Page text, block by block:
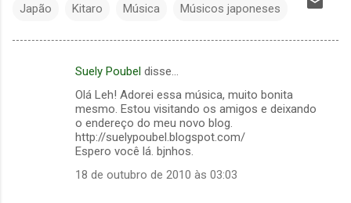
Japão Kitaro Música Músicos japoneses
Suely Poubel disse…
Olá Leh! Adorei essa música, muito bonita
mesmo. Estou visitando os amigos e deixando
o endereço do meu novo blog.
http://suelypoubel.blogspot.com/
Espero você lá. bjnhos.
18 de outubro de 2010 às 03:03